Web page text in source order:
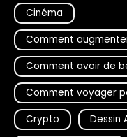
Cinéma
Comment
Comment avoir de
Comment voyager
Crypto
Dessin